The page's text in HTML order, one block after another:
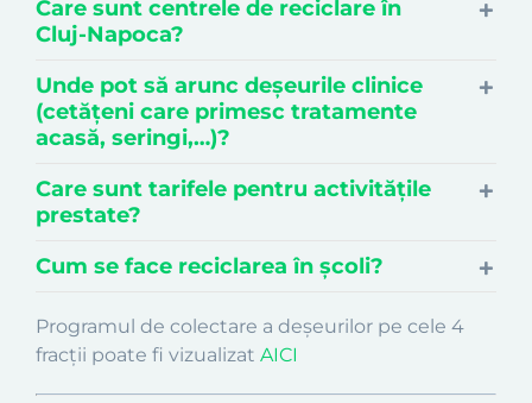
Care sunt centrele de reciclare în
Cluj-Napoca?
Unde pot să arunc deșeurile clinice
(cetățeni care primesc tratamente
acasă, seringi,…)?
Care sunt tarifele pentru activitățile
prestate?
Cum se face reciclarea în școli?
Programul de colectare a deșeurilor pe cele 4
fracții poate fi vizualizat AICI